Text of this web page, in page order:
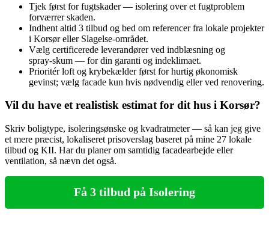
Tjek først for fugtskader — isolering over et fugtproblem
forværrer skaden.
Indhent altid 3 tilbud og bed om referencer fra lokale projekter
i Korsør eller Slagelse‑området.
Vælg certificerede leverandører ved indblæsning og
spray‑skum — for din garanti og indeklimaet.
Prioritér loft og krybekælder først for hurtig økonomisk
gevinst; vælg facade kun hvis nødvendig eller ved renovering.
Vil du have et realistisk estimat for dit hus i Korsør?
Skriv boligtype, isoleringsønske og kvadratmeter — så kan jeg give
et mere præcist, lokaliseret prisoverslag baseret på mine 27 lokale
tilbud og KII. Har du planer om samtidig facadearbejde eller
ventilation, så nævn det også.
Få 3 tilbud på Isolering